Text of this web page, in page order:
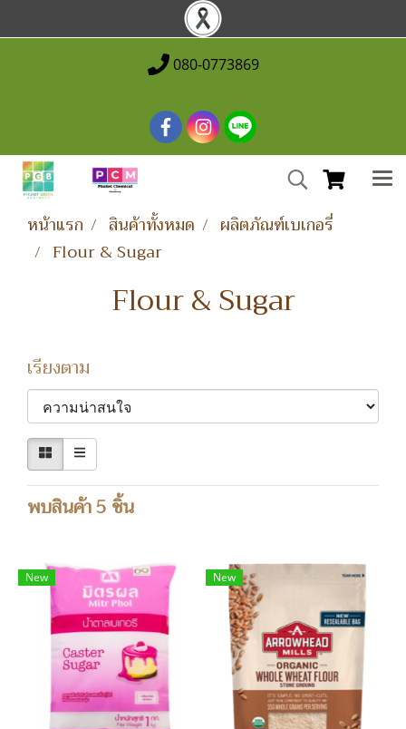
080-0773869
หน้าแรก สินค้าทั้งหมด
ผลิตภัณฑ์เบเกอรี่
Flour & Sugar
Flour & Sugar
เรียงตาม
พบสินค้า 5 ชิ้น
New New